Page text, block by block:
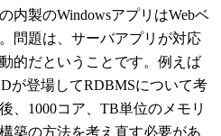
内製のWindowsアプリはWebベ
問題は、サーバアプリが対応
的だということです。例えば
が登場してRDBMSについて考
、1000コア、TB単位のメモリ
築の方法を考え直す必要があ